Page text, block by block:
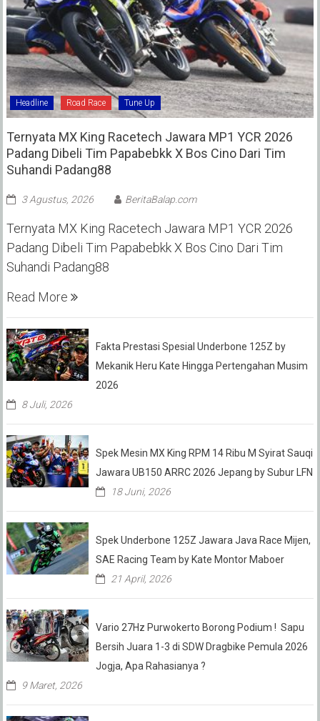
Headline Road Race Tune Up
Ternyata MX King Racetech Jawara MP1 YCR 2026
Padang Dibeli Tim Papabebkk X Bos Cino Dari Tim
Suhandi Padang88
3 Agustus, 2026 BeritaBalap.com
Ternyata MX King Racetech Jawara MP1 YCR 2026
Padang Dibeli Tim Papabebkk X Bos Cino Dari Tim
Suhandi Padang88
Read More
Fakta Prestasi Spesial Underbone 125Z by
Mekanik Heru Kate Hingga Pertengahan Musim
2026
8 Juli, 2026
Spek Mesin MX King RPM 14 Ribu M Syirat Sauqi
Jawara UB150 ARRC 2026 Jepang by Subur LFN
18 Juni, 2026
Spek Underbone 125Z Jawara Java Race Mijen,
SAE Racing Team by Kate Montor Maboer
21 April, 2026
Vario 27Hz Purwokerto Borong Podium ! Sapu
Bersih Juara 1-3 di SDW Dragbike Pemula 2026
Jogja, Apa Rahasianya ?
9 Maret, 2026